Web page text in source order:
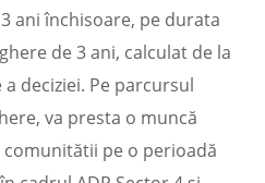
ani închisoare, pe durata
de 3 ani, calculat de la
deciziei. Pe parcursul
va presta o muncă
pe o perioadă